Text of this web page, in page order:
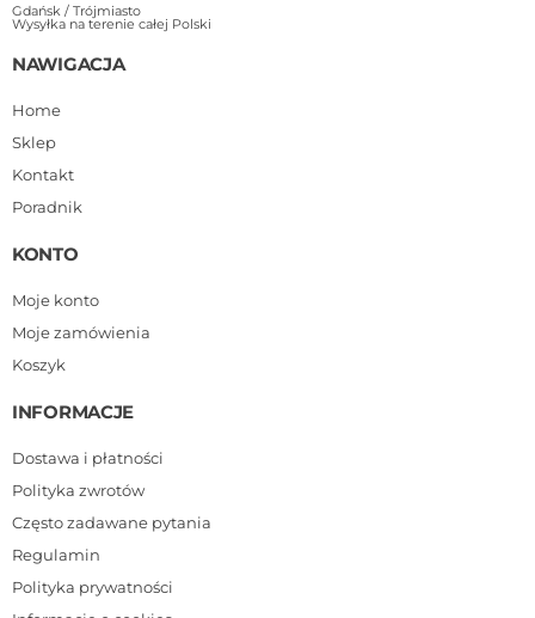
Gdańsk / Trójmiasto
Wysyłka na terenie całej Polski
NAWIGACJA
Home
Sklep
Kontakt
Poradnik
KONTO
Moje konto
Moje zamówienia
Koszyk
INFORMACJE
Dostawa i płatności
Polityka zwrotów
Często zadawane pytania
Regulamin
Polityka prywatności